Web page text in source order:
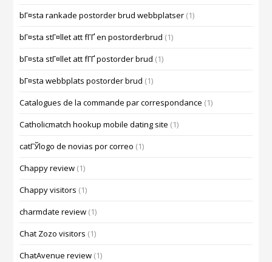
bГ¤sta rankade postorder brud webbplatser (1)
bГ¤sta stГ¤llet att fГҐ en postorderbrud (1)
bГ¤sta stГ¤llet att fГҐ postorder brud (1)
bГ¤sta webbplats postorder brud (1)
Catalogues de la commande par correspondance (1)
Catholicmatch hookup mobile dating site (1)
catГЎlogo de novias por correo (1)
Chappy review (1)
Chappy visitors (1)
charmdate review (1)
Chat Zozo visitors (1)
ChatAvenue review (1)